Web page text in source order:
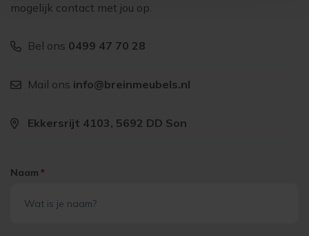
mogelijk contact met jou op.
Bel ons 0499 47 70 28
Mail ons info@breinmeubels.nl
Ekkersrijt 4103, 5692 DD Son
Naam *